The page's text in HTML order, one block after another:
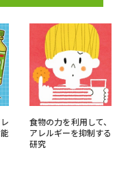
食物の力を利用して、
アレルギーを抑制する
研究